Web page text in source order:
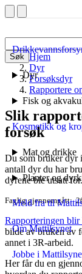
Søk
Dyr
Fisk og
Kosmetikk og
Mat og drikke
Planter og
Meld fra til
Om Mattilsynet
Jobbe i
Hjem
Dyr
Forsøksdyr
Rapportere
Slik
forsøk
Du som bruker dyr
antall dyr du har
dyrene ble utsatt for.
Faglig gjennomgått
Rapporteringen
bilde av bruken av
annet i 3R-arbeid.
Her får du en